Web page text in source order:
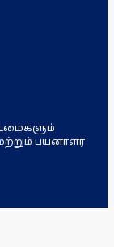
பயனாளர்